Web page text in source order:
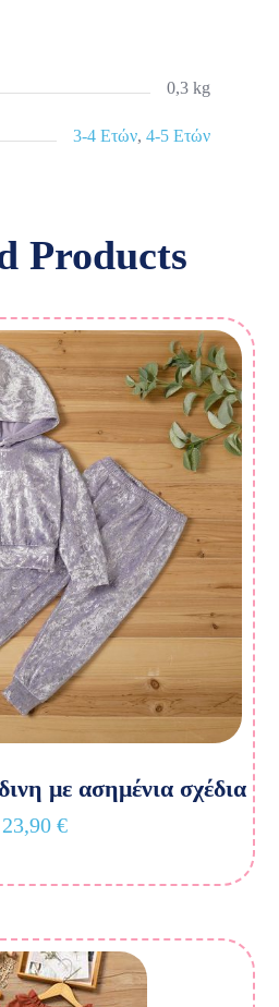
0,3 kg
3-4 Ετών,4-5 Ετών
Products
με ασημένια σχέδια
23,90 €